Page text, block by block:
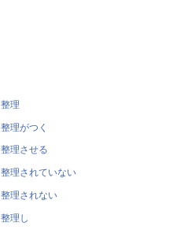
整理
整理がつく
整理させる
整理されていない
整理されない
整理し